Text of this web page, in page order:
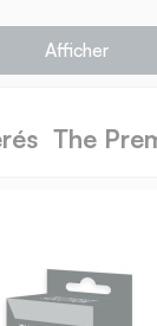
Afficher
The